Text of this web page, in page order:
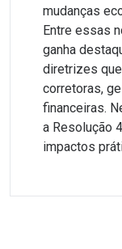
mudanças
Entre essas
ganha
diretrizes
corretoras,
financeiras.
a Resolução
impactos